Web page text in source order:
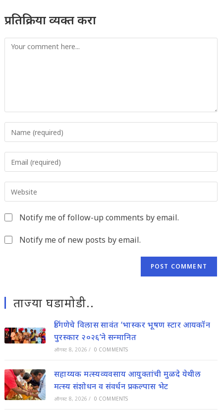
प्रतिक्रिया व्यक्त करा
Comment
your
username
to
comment
your
address
to
comment
your
URL
Notify me of follow-up comments by email.
Notify me of new posts by email.
ताज्या घडामोडी..
डिंगणेचे विलास सावंत ‘भास्कर भूषण स्टार आयकॉन
पुरस्कार २०२६’ने सन्मानित
ऑगस्ट 8, 2026 / 0 COMMENTS
सहाय्यक मत्स्यव्यवसाय आयुक्तांची मुळदे येथील
मत्स्य संशोधन व संवर्धन प्रकल्पास भेट
ऑगस्ट 8, 2026 / 0 COMMENTS